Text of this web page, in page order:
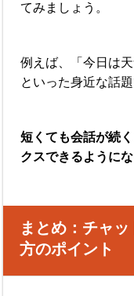
てみましょう。
例えば、「今日は
といった身近な話題
短くても会話が続
クスできるようにな
まとめ：チャ
方のポイント